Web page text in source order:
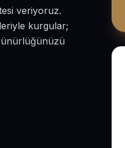
veriyoruz.
kurgular;